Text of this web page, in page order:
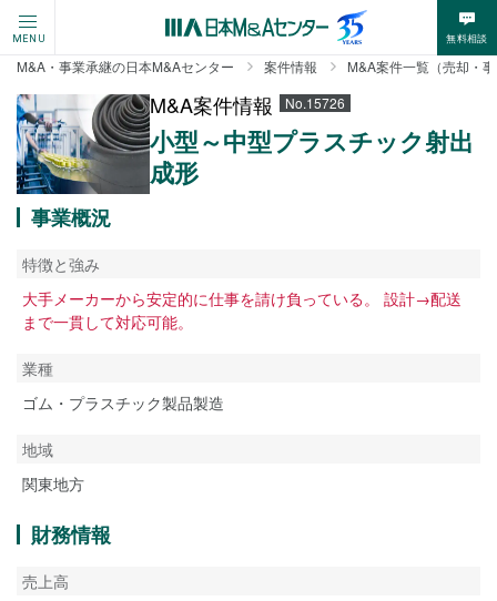
MENU 無料相談
M&A・事業承継の日本M&Aセンター 案件情報 M&A案件一覧（売却・
M&A案件情報 No.15726
小型～中型プラスチック射出
成形
事業概況
特徴と強み
大手メーカーから安定的に仕事を請け負っている。 設計→配送
まで一貫して対応可能。
業種
ゴム・プラスチック製品製造
地域
関東地方
財務情報
売上高